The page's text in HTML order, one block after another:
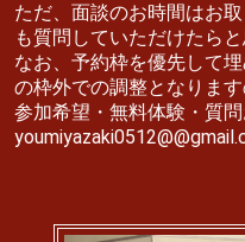
ただ、面談のお時間はお
も質問していただけたらと
なお、予約枠を優先して
の枠外での調整となりま
参加希望・無料体験・質